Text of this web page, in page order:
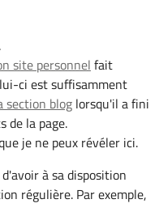
.
site personnel fait
ci est suffisamment
section bloglorsqu'il a fini
de la page.
je ne peux révéler ici.
à sa disposition
régulière. Par exemple,